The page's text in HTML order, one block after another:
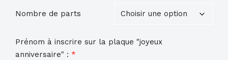
Nombre de parts
Prénom à inscrire sur la plaque "joyeux
anniversaire" : *